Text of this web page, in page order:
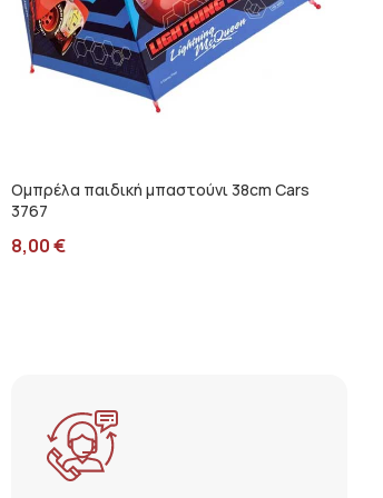
Ομπρέλα παιδική μπαστούνι 38cm Cars
3767
8,00€